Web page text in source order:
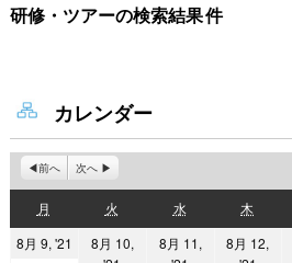
研修・ツアーに参加
研修・ツアーの検索結果件
カレンダー
前へ 次へ
月
曜
日
火
曜
日
水水
曜
日
木
曜
日
8月 9, '21
2021
8月 10,
8月 11,
8月 12,